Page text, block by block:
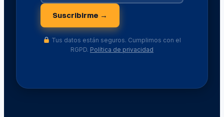
Suscribirme →
Tus datos están seguros. Cumplimos con el
RGPD. Política de privacidad